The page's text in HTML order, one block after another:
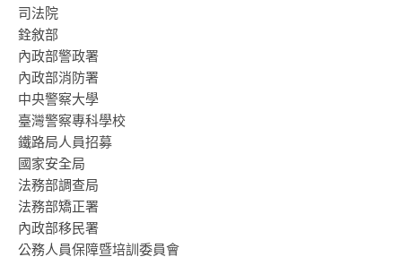
司法院
銓敘部
內政部警政署
內政部消防署
中央警察大學
臺灣警察專科學校
鐵路局人員招募
國家安全局
法務部調查局
法務部矯正署
內政部移民署
公務人員保障暨培訓委員會